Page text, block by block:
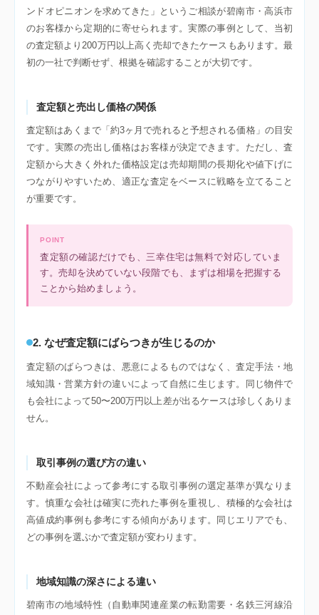
ンドオピニオンを求めてきた」というご相談が碧南市・高浜市
のお客様から定期的に寄せられます。実際の事例として、当初
の査定額より200万円以上高く売却できたケースもあります。最
初の一社で判断せず、根拠を確認することが大切です。
査定額と売出し価格の関係
査定額はあくまで「約3ヶ月で売れると予想される価格」の目安
です。実際の売出し価格はお客様が決定できます。ただし、査
定額から大きく外れた価格設定は売却期間の長期化や値下げに
つながりやすいため、適正な査定をベースに戦略を立てること
が重要です。
POINT
査定額の確認だけでも、三幸住宅は無料で対応していま
す。売却を決めていない段階でも、まずは相場を把握する
ことから始めましょう。
2. なぜ査定額にばらつきが生じるのか
査定額のばらつきは、悪意によるものではなく、査定手法・地
域知識・営業方針の違いによって自然に生じます。同じ物件で
も会社によって50〜200万円以上差が出るケースは珍しくありま
せん。
取引事例の選び方の違い
不動産会社によって参考にする取引事例の選定基準が異なりま
す。慎重な会社は確実に売れた事例を重視し、積極的な会社は
高値成約事例も参考にする傾向があります。同じエリアでも、
どの事例を選ぶかで査定額が変わります。
地域知識の深さによる違い
碧南市の地域特性（自動車関連産業の転勤需要・名鉄三河線沿